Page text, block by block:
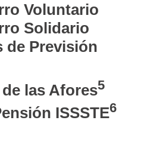
Voluntario
Solidario
de Previsión
las Afores5
ISSSTE6